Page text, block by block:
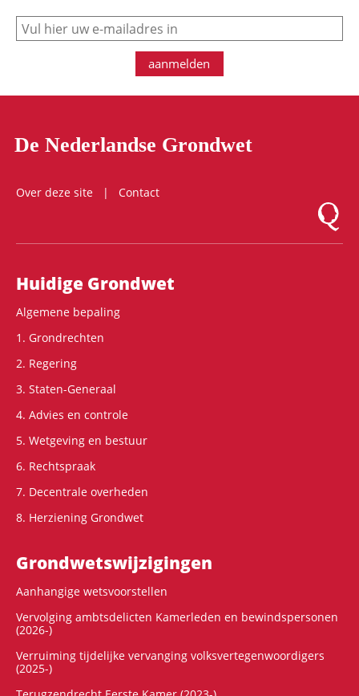
e-mail
aanmelden
De Nederlandse Grondwet
Over deze site
Contact
Logo
Hoofdnavigatie
Huidige Grondwet
Algemene bepaling
1. Grondrechten
2. Regering
3. Staten-Generaal
4. Advies en controle
5. Wetgeving en bestuur
6. Rechtspraak
7. Decentrale overheden
8. Herziening Grondwet
Grondwets­wijzigingen
Aanhangige wetsvoorstellen
Vervolging ambtsdelicten Kamerleden en bewindspersonen
(2026-)
Verruiming tijdelijke vervanging volksvertegenwoordigers
(2025-)